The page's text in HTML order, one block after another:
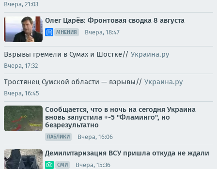
Вчера, 21:03
Олег Царёв: Фронтовая сводка 8 августа
МНЕНИЯ Вчера, 18:47
Взрывы гремели в Сумах и Шостке// Украина.ру
Вчера, 17:32
Тростянец Сумской области — взрывы// Украина.ру
Вчера, 16:45
Сообщается, что в ночь на сегодня Украина
вновь запустила +-5 "Фламинго", но
безрезультатно
ПАБЛИКИ Вчера, 16:06
Демилитаризация ВСУ пришла откуда не ждали
СМИ Вчера, 15:36